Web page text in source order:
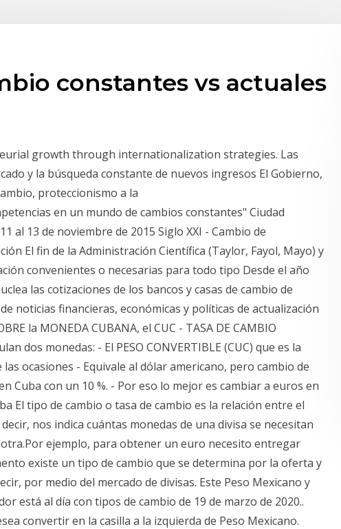
constantes vs actuales
growth through internationalization strategies. Las
y la búsqueda constante de nuevos ingresos El Gobierno,
proteccionismo a la
en un mundo de cambios constantes" Ciudad
al 13 de noviembre de 2015 Siglo XXI - Cambio de
El fin de la Administración Científica (Taylor, Fayol, Mayo) y
convenientes o necesarias para todo tipo Desde el año
las cotizaciones de los bancos y casas de cambio de
noticias financieras, económicas y políticas de actualización
la MONEDA CUBANA, el CUC - TASA DE CAMBIO
dos monedas: - El PESO CONVERTIBLE (CUC) que es la
las ocasiones - Equivale al dólar americano, pero cambio de
Cuba con un 10 %. - Por eso lo mejor es cambiar a euros en
El tipo de cambio o tasa de cambio es la relación entre el
nos indica cuántas monedas de una divisa se necesitan
ejemplo, para obtener un euro necesito entregar
existe un tipo de cambio que se determina por la oferta y
por medio del mercado de divisas. Este Peso Mexicano y
está al día con tipos de cambio de 19 de marzo de 2020..
convertir en la casilla a la izquierda de Peso Mexicano.